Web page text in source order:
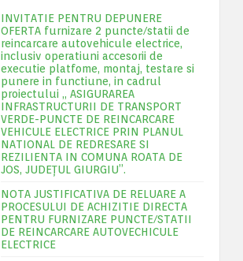
INVITATIE PENTRU DEPUNERE
OFERTA furnizare 2 puncte/statii de
reincarcare autovehicule electrice,
inclusiv operatiuni accesorii de
executie platfome, montaj, testare si
punere in functiune, in cadrul
proiectului „ ASIGURAREA
INFRASTRUCTURII DE TRANSPORT
VERDE-PUNCTE DE REINCARCARE
VEHICULE ELECTRICE PRIN PLANUL
NATIONAL DE REDRESARE SI
REZILIENTA IN COMUNA ROATA DE
JOS, JUDEŢUL GIURGIU”.
NOTA JUSTIFICATIVA DE RELUARE A
PROCESULUI DE ACHIZITIE DIRECTA
PENTRU FURNIZARE PUNCTE/STATII
DE REINCARCARE AUTOVECHICULE
ELECTRICE